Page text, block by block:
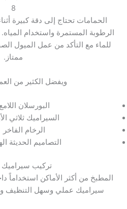
8
الحمامات تحتاج إلى دقة كبيرة
الرطوبة المستمرة واستخدام
للماء مع التأكد من عمل الميول
ممتاز.
ويفضل الكثير من
البورسلان اللامع
السيراميك ثلاثي
الرخام الفاخر
التصاميم الحديثة
تركيب سيراميك
المطبخ من أكثر الأماكن استخداماً
سيراميك عملي وسهل التنظيف